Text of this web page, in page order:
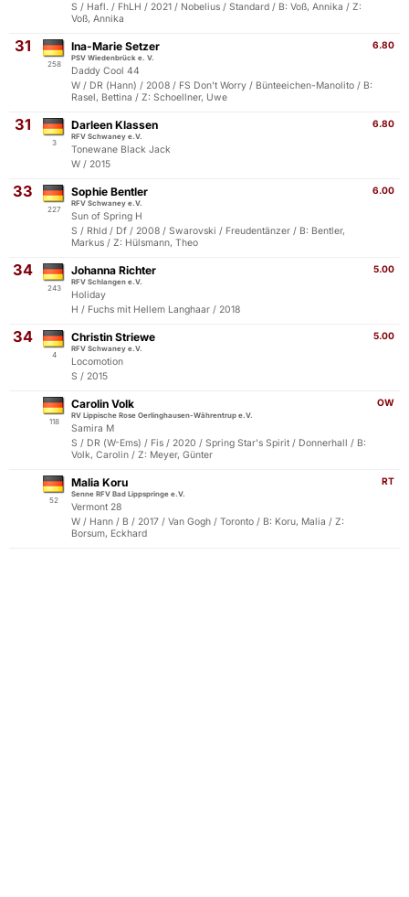
S / Hafl. / FhLH / 2021 / Nobelius / Standard / B: Voß, Annika / Z:
Voß, Annika
31
258
6.80
Ina-Marie Setzer
PSV Wiedenbrück e. V.
Daddy Cool 44
W / DR (Hann) / 2008 / FS Don't Worry / Bünteeichen-Manolito / B:
Rasel, Bettina / Z: Schoellner, Uwe
31
3
6.80
Darleen Klassen
RFV Schwaney e.V.
Tonewane Black Jack
W / 2015
33
227
6.00
Sophie Bentler
RFV Schwaney e.V.
Sun of Spring H
S / Rhld / Df / 2008 / Swarovski / Freudentänzer / B: Bentler,
Markus / Z: Hülsmann, Theo
34
243
5.00
Johanna Richter
RFV Schlangen e.V.
Holiday
H / Fuchs mit Hellem Langhaar / 2018
34
4
5.00
Christin Striewe
RFV Schwaney e.V.
Locomotion
S / 2015
118
OW
Carolin Volk
RV Lippische Rose Oerlinghausen-Währentrup e.V.
Samira M
S / DR (W-Ems) / Fis / 2020 / Spring Star's Spirit / Donnerhall / B:
Volk, Carolin / Z: Meyer, Günter
52
RT
Malia Koru
Senne RFV Bad Lippspringe e.V.
Vermont 28
W / Hann / B / 2017 / Van Gogh / Toronto / B: Koru, Malia / Z:
Borsum, Eckhard